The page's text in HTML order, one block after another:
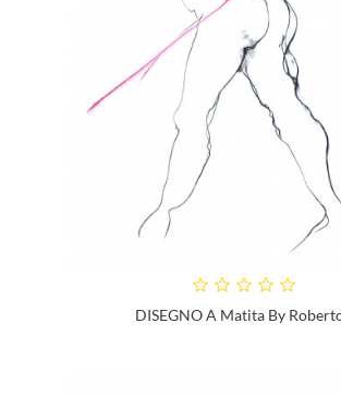
DISEGNO A Matita By